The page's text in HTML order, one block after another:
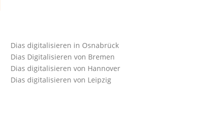
Dias digitalisieren in Osnabrück
Dias Digitalisieren von Bremen
Dias digitalisieren von Hannover
Dias digitalisieren von Leipzig